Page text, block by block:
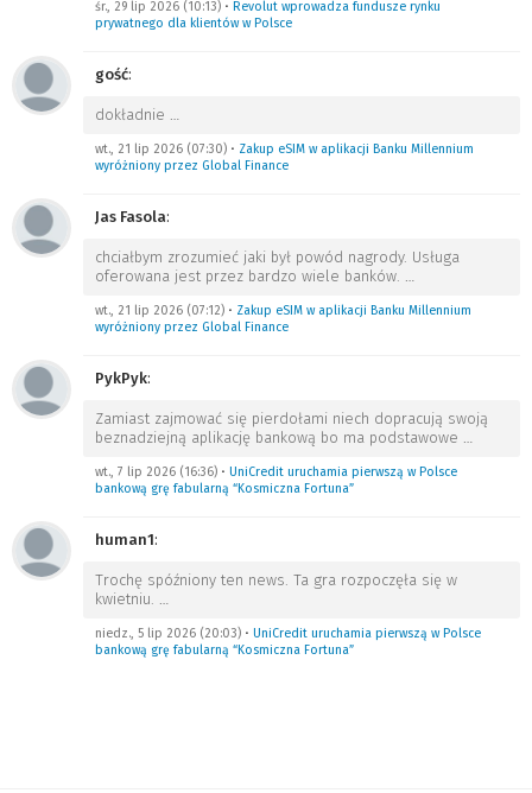
śr., 29 lip 2026 (10:13) • Revolut wprowadza fundusze rynku
prywatnego dla klientów w Polsce
gość:
dokładnie …
wt., 21 lip 2026 (07:30) • Zakup eSIM w aplikacji Banku Millennium
wyróżniony przez Global Finance
Jas Fasola:
chciałbym zrozumieć jaki był powód nagrody. Usługa
oferowana jest przez bardzo wiele banków. …
wt., 21 lip 2026 (07:12) • Zakup eSIM w aplikacji Banku Millennium
wyróżniony przez Global Finance
PykPyk:
Zamiast zajmować się pierdołami niech dopracują swoją
beznadziejną aplikację bankową bo ma podstawowe …
wt., 7 lip 2026 (16:36) • UniCredit uruchamia pierwszą w Polsce
bankową grę fabularną “Kosmiczna Fortuna”
human1:
Trochę spóźniony ten news. Ta gra rozpoczęła się w
kwietniu. …
niedz., 5 lip 2026 (20:03) • UniCredit uruchamia pierwszą w Polsce
bankową grę fabularną “Kosmiczna Fortuna”